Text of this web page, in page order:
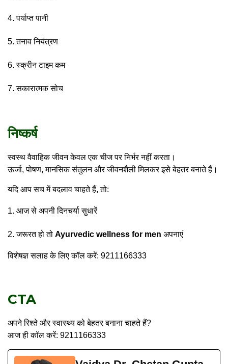
पर्याप्त पानी
तनाव नियंत्रण
स्क्रीन टाइम कम
सकारात्मक सोच
निष्कर्ष
स्वस्थ वैवाहिक जीवन केवल एक चीज पर निर्भर नहीं करता।
ऊर्जा, पोषण, मानसिक संतुलन और जीवनशैली मिलकर इसे बेहतर बनाते हैं।
यदि आप सच में बदलाव चाहते हैं, तो:
आज से अपनी दिनचर्या सुधारें
जरूरत हो तो Ayurvedic wellness for men अपनाएं
विशेषज्ञ सलाह के लिए कॉल करें: 9211166333
CTA
अपने रिश्ते और स्वास्थ्य को बेहतर बनाना चाहते हैं?
आज ही कॉल करें: 9211166333